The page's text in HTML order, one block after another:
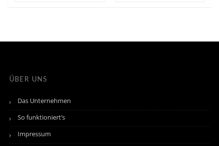
ÜBER UNS
Das Unternehmen
So funktioniert’s
Impressum